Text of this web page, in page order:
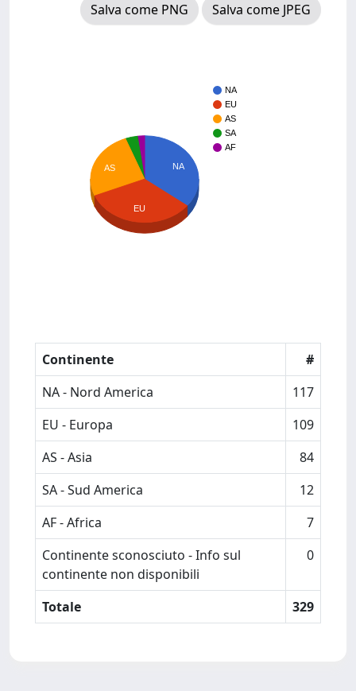
Salva come PNG
Salva come JPEG
NA
EU
AS
SA
AF
NA
AS
EU
Continente
#
NA - Nord America
117
EU - Europa
109
AS - Asia
84
SA - Sud America
12
AF - Africa
7
Continente sconosciuto - Info sul
continente non disponibili
0
Totale 329